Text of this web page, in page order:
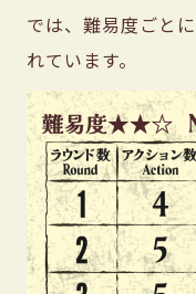
では、難易度ごと
れています。